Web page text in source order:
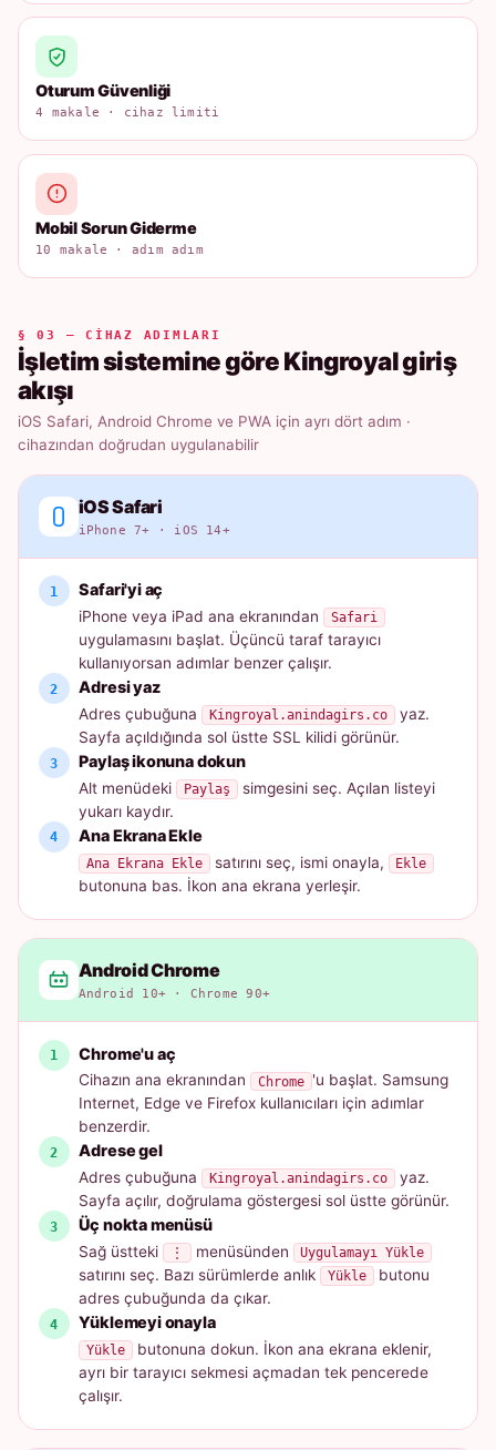
Oturum Güvenliği
4 makale · cihaz limiti
Mobil Sorun Giderme
10 makale · adım adım
§ 03 — CIHAZ ADIMLARI
İşletim sistemine göre Kingroyal giriş
akışı
iOS Safari, Android Chrome ve PWA için ayrı dört adım ·
cihazından doğrudan uygulanabilir
iOS Safari
iPhone 7+ · iOS 14+
Safari'yi aç
iPhone veya iPad ana ekranından Safari
uygulamasını başlat. Üçüncü taraf tarayıcı
kullanıyorsan adımlar benzer çalışır.
Adresi yaz
Adres çubuğuna Kingroyal.anindagirs.co
yaz.
Sayfa açıldığında sol üstte SSL kilidi görünür.
Paylaş ikonuna dokun
Alt menüdeki Paylaş
simgesini seç. Açılan listeyi
yukarı kaydır.
Ana Ekrana Ekle
Ana Ekrana Ekle satırını seç, ismi onayla, Ekle
butonuna bas. İkon ana ekrana yerleşir.
Android Chrome
Android 10+ · Chrome 90+
Chrome'u aç
Cihazın ana ekranından Chrome 'u başlat. Samsung
Internet, Edge ve Firefox kullanıcıları için adımlar
benzerdir.
Adrese gel
Adres çubuğuna Kingroyal.anindagirs.co
yaz.
Sayfa açılır, doğrulama göstergesi sol üstte görünür.
Üç nokta menüsü
Sağ üstteki ⋮ menüsünden Uygulamayı Yükle
satırını seç. Bazı sürümlerde anlık Yükle
butonu
adres çubuğunda da çıkar.
Yüklemeyi onayla
Yükle
butonuna dokun. İkon ana ekrana eklenir,
ayrı bir tarayıcı sekmesi açmadan tek pencerede
çalışır.